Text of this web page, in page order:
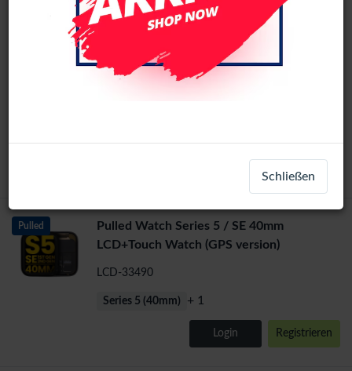
Apple Watch Series 5 / SE 40mm
LCD+Touch
Pulled
Pulled Watch Series 5 / SE 40mm
LCD+Touch Watch (GPS version)
LCD-33490
Series 5 (40mm) + 1
Login Registrieren
Schließen